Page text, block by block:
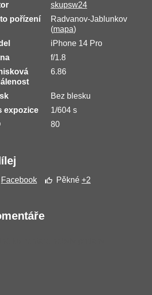
skupsw24
pořízení
Radvanov-Jablunkov
(mapa)
iPhone 14 Pro
f/1.8
6.86
Bez blesku
expozice
1/604 s
80
Facebook Pěkné +2